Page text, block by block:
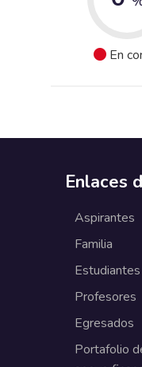
En
Enlaces
Aspirantes
Familia
Estudiantes
Profesores
Egresados
Portafolio